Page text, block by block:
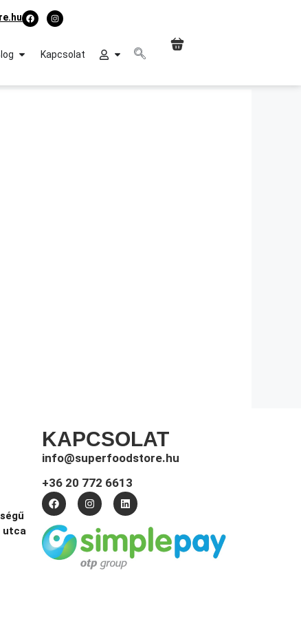
Kapcsolat
utca
KAPCSOLAT
info@superfoodstore.hu
+36 20 772 6613